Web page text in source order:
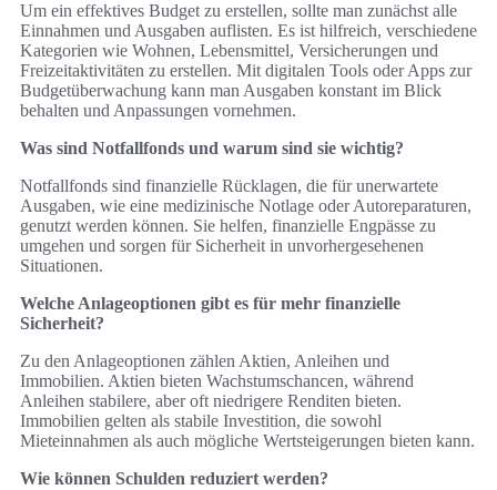
Um ein effektives Budget zu erstellen, sollte man zunächst alle
Einnahmen und Ausgaben auflisten. Es ist hilfreich, verschiedene
Kategorien wie Wohnen, Lebensmittel, Versicherungen und
Freizeitaktivitäten zu erstellen. Mit digitalen Tools oder Apps zur
Budgetüberwachung kann man Ausgaben konstant im Blick
behalten und Anpassungen vornehmen.
Was sind Notfallfonds und warum sind sie wichtig?
Notfallfonds sind finanzielle Rücklagen, die für unerwartete
Ausgaben, wie eine medizinische Notlage oder Autoreparaturen,
genutzt werden können. Sie helfen, finanzielle Engpässe zu
umgehen und sorgen für Sicherheit in unvorhergesehenen
Situationen.
Welche Anlageoptionen gibt es für mehr finanzielle
Sicherheit?
Zu den Anlageoptionen zählen Aktien, Anleihen und
Immobilien. Aktien bieten Wachstumschancen, während
Anleihen stabilere, aber oft niedrigere Renditen bieten.
Immobilien gelten als stabile Investition, die sowohl
Mieteinnahmen als auch mögliche Wertsteigerungen bieten kann.
Wie können Schulden reduziert werden?